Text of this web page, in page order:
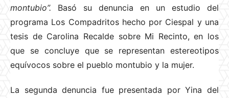
montubio”. Basó su denuncia en un estudio del
programa Los Compadritos hecho por Ciespal y una
tesis de Carolina Recalde sobre Mi Recinto, en los
que se concluye que se representan estereotipos
equívocos sobre el pueblo montubio y la mujer.
La segunda denuncia fue presentada por Yina del